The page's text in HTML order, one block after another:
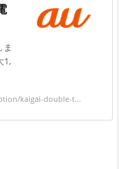
1,
kaigai-double-t...